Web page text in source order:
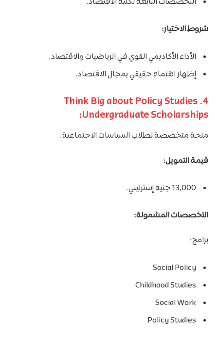
شروط الاختيار:
الأداء الأكاديمي القوي في الرياضيات والاقتصاد.
إظهار اهتمام حقيقي بمجال الاقتصاد.
4. Think Big about Policy Studies
Undergraduate Scholarships:
منحة متخصصة لطلاب السياسات الاجتماعية.
قيمة التمويل:
13,000 جنيه إسترليني.
التخصصات المشمولة:
برامج:
Social Policy
Childhood Studies
Social Work
Policy Studies